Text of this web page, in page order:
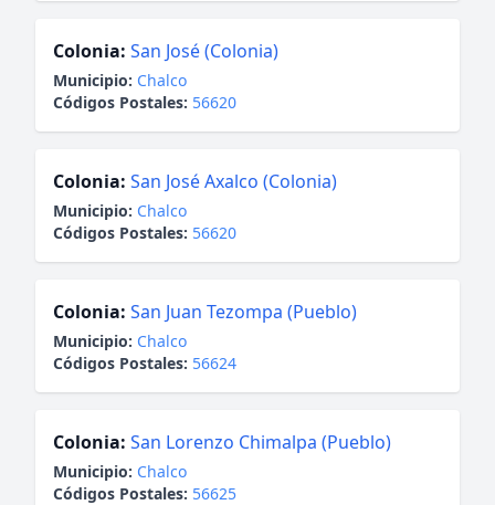
Colonia: San José (Colonia)
Municipio: Chalco
Códigos Postales: 56620
Colonia: San José Axalco (Colonia)
Municipio: Chalco
Códigos Postales: 56620
Colonia: San Juan Tezompa (Pueblo)
Municipio: Chalco
Códigos Postales: 56624
Colonia: San Lorenzo Chimalpa (Pueblo)
Municipio: Chalco
Códigos Postales: 56625